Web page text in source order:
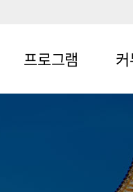
프로그램
교
Q&A